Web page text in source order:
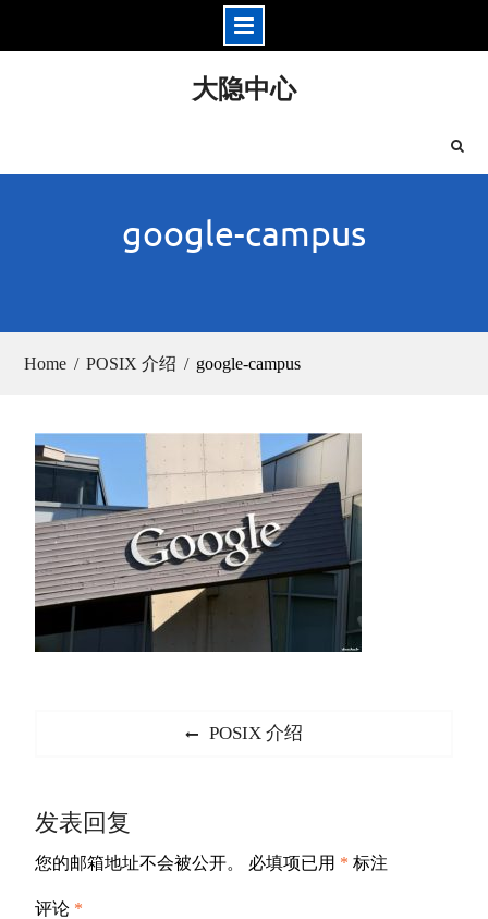
大隐中心
google-campus
Home POSIX 介绍 google-campus
航
Previous
POSIX 介绍
发表回复
您的邮箱地址不会被公开。 必填项已用 * 标注
评论 *